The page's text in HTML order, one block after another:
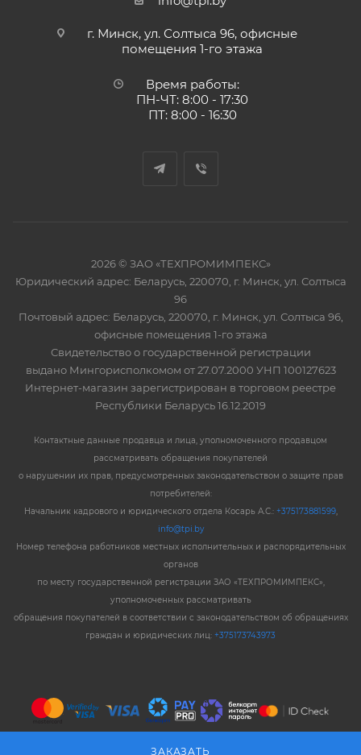
ЗАКАЗАТЬ
г. Минск, ул. Солтыса 96, офисные
помещения 1-го этажа
Время работы:
ПН-ЧТ: 8:00 - 17:30
ПТ: 8:00 - 16:30
2026 © ЗАО «ТЕХПРОМИМПЕКС»
Юридический адрес: Беларусь, 220070, г. Минск, ул. Солтыса
96
Почтовый адрес: Беларусь, 220070, г. Минск, ул. Солтыса 96,
офисные помещения 1-го этажа
Свидетельство о государственной регистрации
выдано Мингорисполкомом от 27.07.2000 УНП 100127623
Интернет-магазин зарегистрирован в торговом реестре
Республики Беларусь 16.12.2019
Контактные данные продавца и лица, уполномоченного продавцом
рассматривать обращения покупателей
о нарушении их прав, предусмотренных законодательством о защите прав
потребителей:
Начальник кадрового и юридического отдела Косарь А.С.: +375173881599,
info@tpi.by
Номер телефона работников местных исполнительных и распорядительных
органов
по месту государственной регистрации ЗАО «ТЕХПРОМИМПЕКС»,
уполномоченных рассматривать
обращения покупателей в соответствии с законодательством об обращениях
граждан и юридических лиц: +375173743973